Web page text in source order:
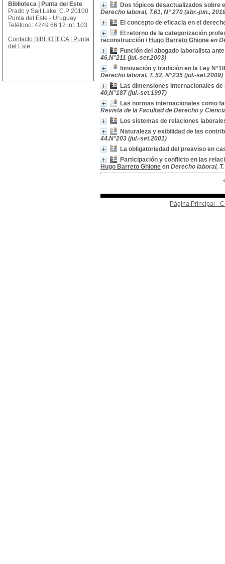
Dos tópicos desactualizados sobre
Derecho laboral, T.61, N° 270 (abr.-jun.,
El concepto de eficacia en el
El retorno de la categorización
reconstrucción / Hugo Barreto Ghione en
Función del abogado laboralista
46,N°211 (jul.-set.2003)
Innovación y tradición en la Ley
Derecho laboral, T. 52, N°235 (jul.-set.2009)
Las dimensiones internacionales
40,N°187 (jul.-set.1997)
Las normas internacionales como
Revista de la Facultad de Derecho y
Los sistemas de relaciones
Naturaleza y exibilidad de las
44,N°203 (jul.-set.2001)
La obligatoriedad del preaviso en
Participación y conflicto en las
Hugo Barreto Ghione en Derecho laboral,
Página Principal -
Biblioteca | Punta del Este
Prado y Salt Lake, C.P 20100
Punta del Este - Uruguay
Teléfono: 4249 66 12 int. 103
Contacto BIBLIOTECA | Punta
del Este